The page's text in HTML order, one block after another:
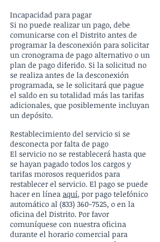
Incapacidad para pagar
Si no puede realizar un pago, debe
comunicarse con el Distrito antes de
programar la desconexión para solicitar
un cronograma de pago alternativo o un
plan de pago diferido. Si la solicitud no
se realiza antes de la desconexión
programada, se le solicitará que pague
el saldo en su totalidad más las tarifas
adicionales, que posiblemente incluyan
un depósito.
Restablecimiento del servicio si se
desconecta por falta de pago
El servicio no se restablecerá hasta que
se hayan pagado todos los cargos y
tarifas morosos requeridos para
restablecer el servicio. El pago se puede
hacer en línea aquí, por pago telefónico
automático al (833) 360-7525, o en la
oficina del Distrito. Por favor
comuníquese con nuestra oficina
durante el horario comercial para